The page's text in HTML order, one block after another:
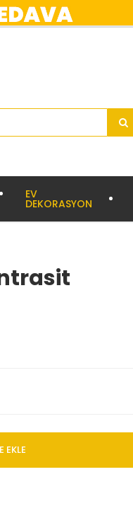
EV
DEKORASYON
EKLE